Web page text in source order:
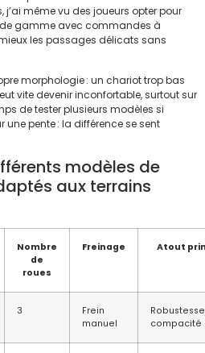
j’ai même vu des joueurs opter pour
gamme avec commandes à
les passages délicats sans
morphologie : un chariot trop bas
vite devenir inconfortable, surtout sur
de tester plusieurs modèles si
une pente : la différence se sent
modèles de
aux terrains
Nombre
de
roues
Freinage Atout
3
Frein
manuel
compacité